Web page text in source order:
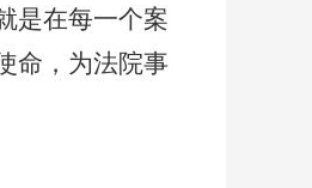
是在每一个案
命，为法院事